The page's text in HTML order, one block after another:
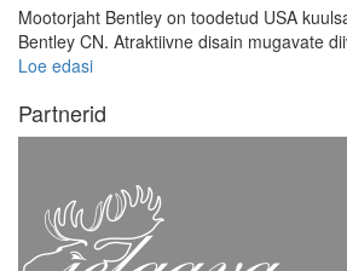
Mootorjaht Bentley on toodetud USA
Bentley CN. Atraktiivne disain mugavate
Loe edasi
Partnerid